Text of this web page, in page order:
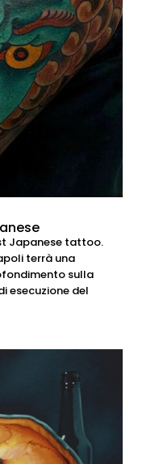
Japanese tattoo.
terrà una
sulla
esecuzione del